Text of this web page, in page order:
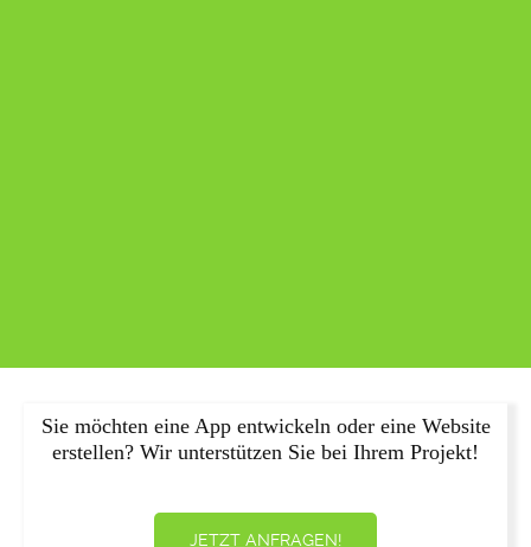
Sie möchten eine App entwickeln oder eine Website
erstellen? Wir unterstützen Sie bei Ihrem Projekt!
JETZT ANFRAGEN!